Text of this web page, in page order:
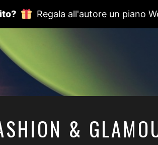
Regala all'autore un piano
&